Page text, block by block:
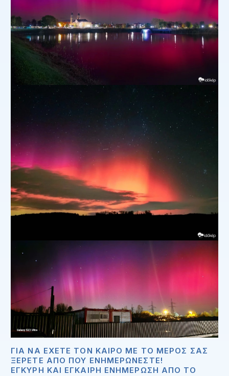
ΓΙΑ ΝΑ ΈΧΕΤΕ ΤΟΝ ΚΑΙΡΌ ΜΕ ΤΟ ΜΈΡΟΣ ΣΑΣ
ΞΈΡΕΤΕ ΑΠΟ ΠΟΥ ΕΝΗΜΕΡΏΝΕΣΤΕ!
ΈΓΚΥΡΗ ΚΑΙ ΈΓΚΑΙΡΗ ΕΝΗΜΈΡΩΣΗ ΑΠΟ ΤΟ